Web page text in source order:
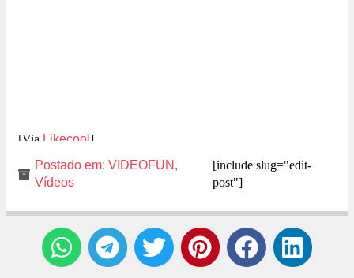
[Via Likecool]
Postado em: VIDEOFUN ,
Vídeos
[include slug="edit-
post"]